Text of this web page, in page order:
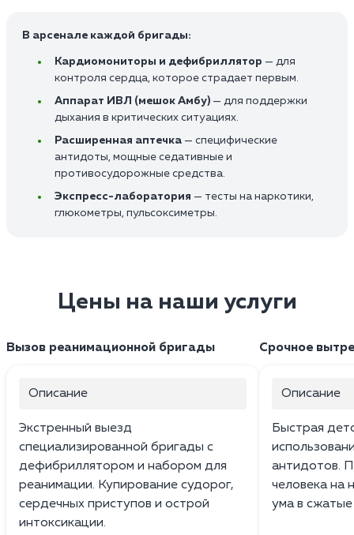
В арсенале каждой бригады:
Кардиомониторы и дефибриллятор — для
контроля сердца, которое страдает первым.
Аппарат ИВЛ (мешок Амбу) — для поддержки
дыхания в критических ситуациях.
Расширенная аптечка — специфические
антидоты, мощные седативные и
противосудорожные средства.
Экспресс-лаборатория — тесты на наркотики,
глюкометры, пульсоксиметры.
Цены на наши услуги
Вызов реанимационной бригады
Описание
Экстренный выезд
специализированной бригады с
дефибриллятором и набором для
реанимации. Купирование судорог,
сердечных приступов и острой
интоксикации.
Срочное
Описание
Быстрая
антидотов.
человека на
ума в сжатые